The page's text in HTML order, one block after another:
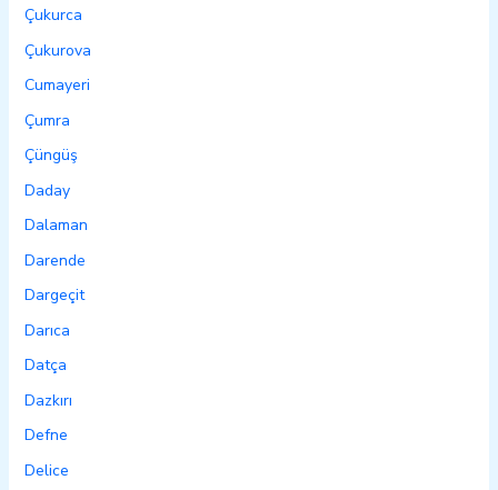
Çukurca
Çukurova
Cumayeri
Çumra
Çüngüş
Daday
Dalaman
Darende
Dargeçit
Darıca
Datça
Dazkırı
Defne
Delice